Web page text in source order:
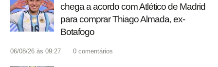
chega a acordo com Atlético de Madrid
para comprar Thiago Almada, ex-
Botafogo
06/08/26 às 09:27 0 comentários